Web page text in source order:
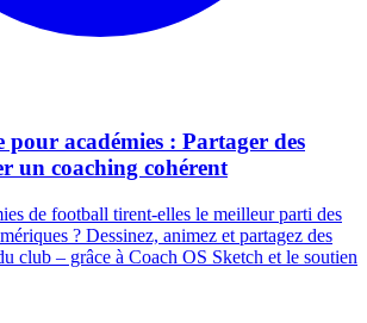
pour académies : Partager des
un coaching cohérent
de football tirent-elles le meilleur parti des
? Dessinez, animez et partagez des
club – grâce à Coach OS Sketch et le soutien